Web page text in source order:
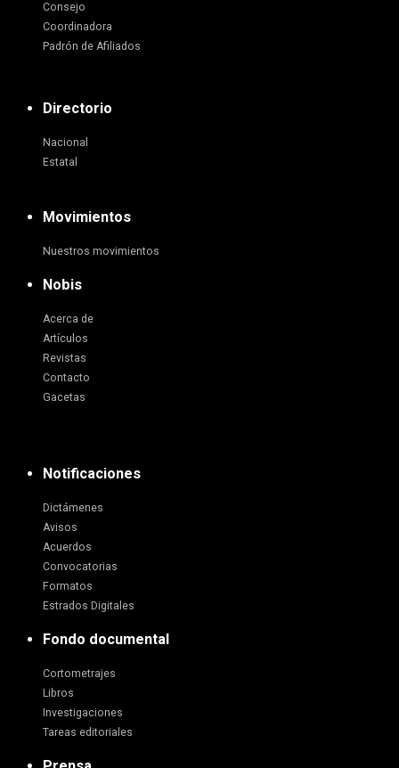
Consejo
Coordinadora
Padrón de Afiliados
Directorio
Nacional
Estatal
Movimientos
Nuestros movimientos
Nobis
Acerca de
Artículos
Revistas
Contacto
Gacetas
Notificaciones
Dictámenes
Avisos
Acuerdos
Convocatorias
Formatos
Estrados Digitales
Fondo documental
Cortometrajes
Libros
Investigaciones
Tareas editoriales